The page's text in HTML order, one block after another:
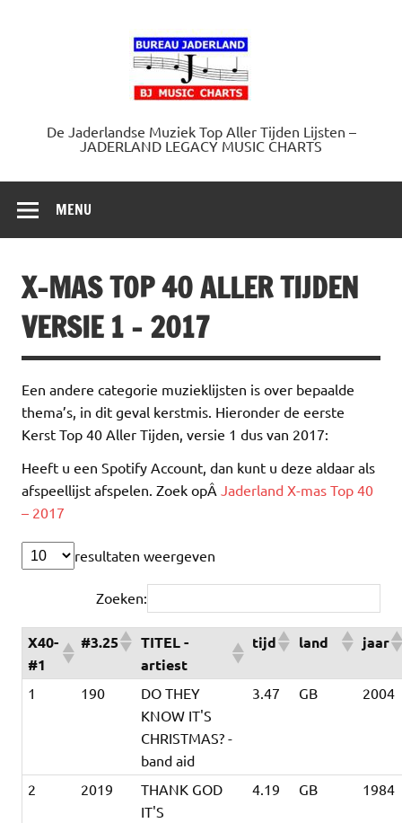
De Jaderlandse Muziek Top Aller Tijden Lijsten –
JADERLAND LEGACY MUSIC CHARTS
MENU
X-MAS TOP 40 ALLER TIJDEN
VERSIE 1 – 2017
Een andere categorie muzieklijsten is over bepaalde
thema’s, in dit geval kerstmis. Hieronder de eerste
Kerst Top 40 Aller Tijden, versie 1 dus van 2017:
Heeft u een Spotify Account, dan kunt u deze aldaar als
afspeellijst afspelen. Zoek opÂ Jaderland X-mas Top 40
– 2017
resultaten weergeven
Zoeken:
X40-
#1
#3.25
TITEL -
artiest
tijd land jaar
1 190
DO THEY
KNOW IT'S
CHRISTMAS? -
band aid
3.47 GB 2004
2 2019
THANK GOD
IT'S
4.19 GB 1984